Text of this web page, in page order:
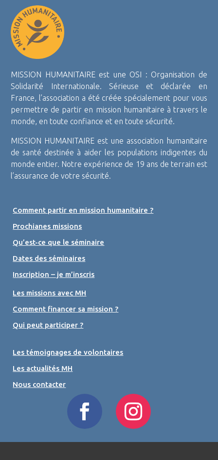
MISSION HUMANITAIRE est une OSI : Organisation de
Solidarité Internationale. Sérieuse et déclarée en
France, l’association a été créée spécialement pour vous
permettre de partir en mission humanitaire à travers le
monde, en toute confiance et en toute sécurité.
MISSION HUMANITAIRE est une association humanitaire
de santé destinée à aider les populations indigentes du
monde entier. Notre expérience de 19 ans de terrain est
l’assurance de votre sécurité.
Comment partir en mission humanitaire ?
Prochianes missions
Qu’est-ce que le séminaire
Dates des séminaires
Inscription – je m’inscris
Les missions avec MH
Comment financer sa mission ?
Qui peut participer ?
Les témoignages de volontaires
Les actualités MH
Nous contacter